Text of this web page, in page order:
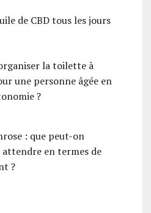
de CBD tous les jours
la toilette à
une personne âgée en
?
: que peut-on
en termes de
?